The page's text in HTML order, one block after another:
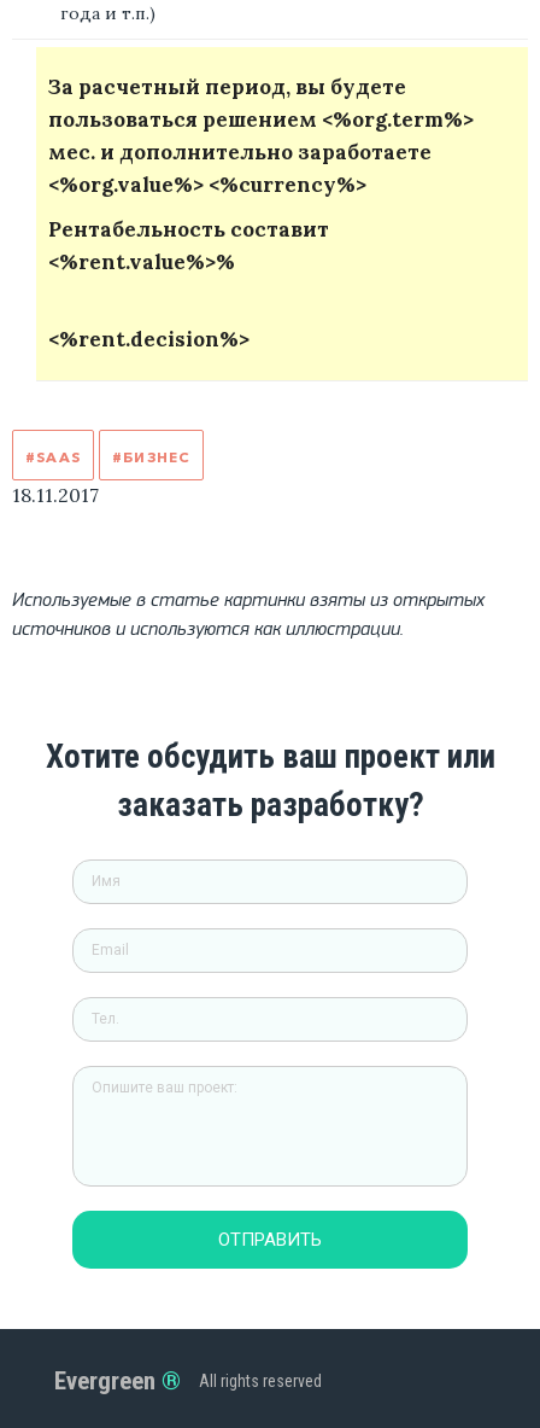
года и т.п.)
За расчетный период, вы будете
пользоваться решением <%org.term%>
мес. и дополнительно заработаете
<%org.value%> <%currency%>
Рентабельность составит
<%rent.value%>%
<%rent.decision%>
#SAAS #БИЗНЕС
18.11.2017
Используемые в статье картинки взяты из открытых
источников и используются как иллюстрации.
Хотите обсудить ваш проект или
заказать разработку?
ОТПРАВИТЬ
Evergreen All rights reserved